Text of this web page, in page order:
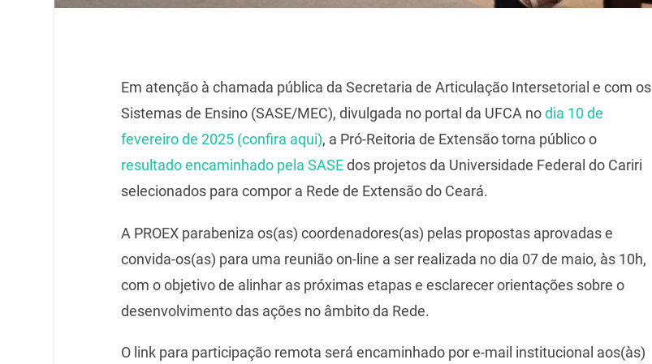
Em atenção à chamada pública da Secretaria de Articulação Intersetorial e com os
Sistemas de Ensino (SASE/MEC), divulgada no portal da UFCA nodia 10 de
fevereiro de 2025 (confira aqui), a Pró-Reitoria de Extensão torna público o
resultado encaminhado pela SASEdos projetos da Universidade Federal do Cariri
selecionados para compor a Rede de Extensão do Ceará.
A PROEX parabeniza os(as) coordenadores(as) pelas propostas aprovadas e
convida-os(as) para uma reunião on-line a ser realizada no dia 07 de maio, às 10h,
com o objetivo de alinhar as próximas etapas e esclarecer orientações sobre o
desenvolvimento das ações no âmbito da Rede.
O link para participação remota será encaminhado por e-mail institucional aos(às)